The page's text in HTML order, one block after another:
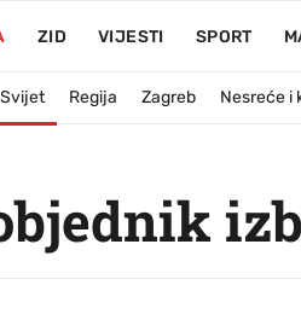
ZID VIJESTI SPORT
Svijet Regija Zagreb Nesreće i